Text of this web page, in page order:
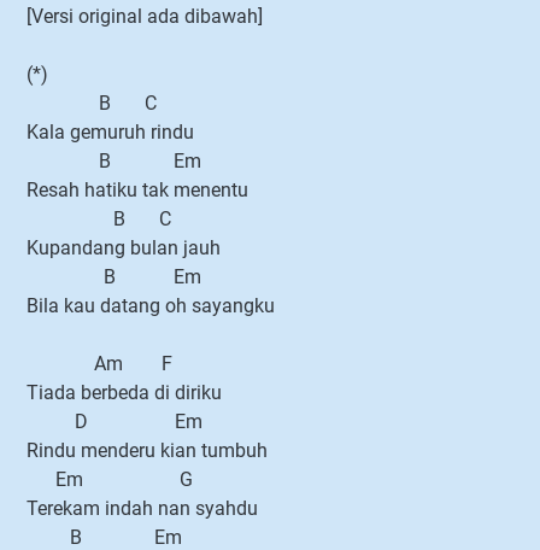
[Versi original ada dibawah]
(*)
B C
Kala gemuruh rindu
B Em
Resah hatiku tak menentu
B C
Kupandang bulan jauh
B Em
Bila kau datang oh sayangku
Am F
Tiada berbeda di diriku
D Em
Rindu menderu kian tumbuh
Em G
Terekam indah nan syahdu
B Em